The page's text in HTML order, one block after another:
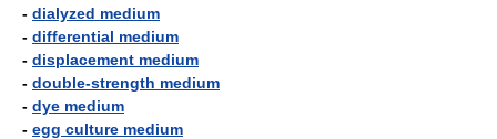
- dialyzed medium
- differential medium
- displacement medium
- double-strength medium
- dye medium
- egg culture medium